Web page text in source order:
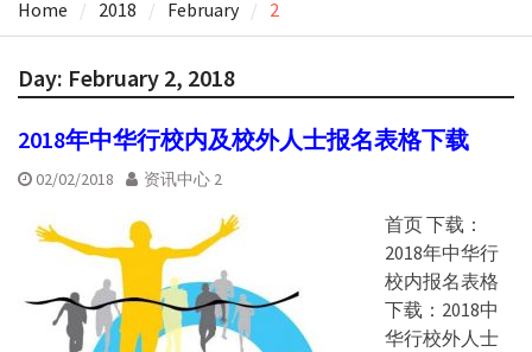
Home 2018 February 2
Day: February 2, 2018
2018年中华行校内及校外人士报名表格下载
02/02/2018 资讯中心 2
首页 下载：
2018年中华行
校内报名表格
下载：2018中
华行校外人士